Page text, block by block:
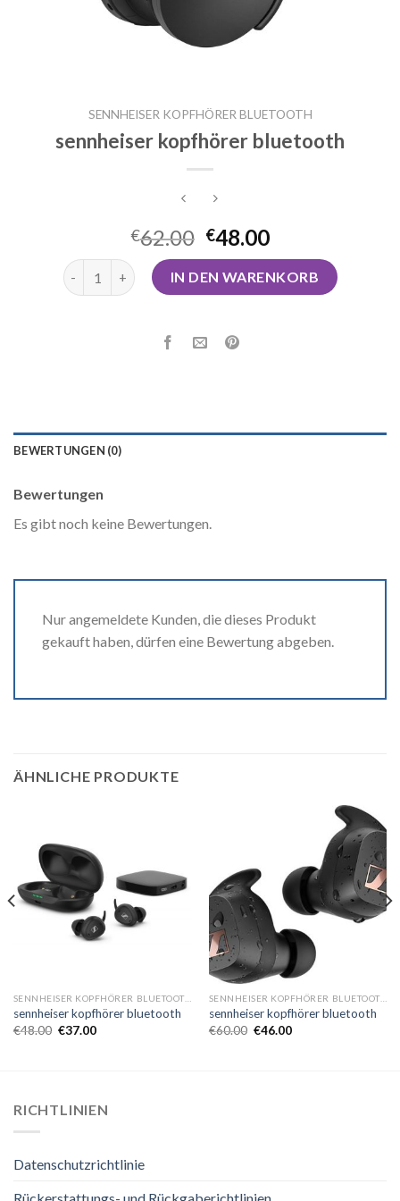
SENNHEISER KOPFHÖRER BLUETOOTH
sennheiser kopfhörer bluetooth
€62.00 €48.00
sennheiser kopfhörer bluetooth Menge
IN DEN WARENKORB
BEWERTUNGEN (0)
Bewertungen
Es gibt noch keine Bewertungen.
Nur angemeldete Kunden, die dieses Produkt
gekauft haben, dürfen eine Bewertung abgeben.
ÄHNLICHE PRODUKTE
SENNHEISER KOPFHÖRER BLUETOOTH
sennheiser kopfhörer bluetooth
€48.00 €37.00
SENNHEISER KOPFHÖRER BLUETOOTH
sennheiser kopfhörer bluetooth
€60.00 €46.00
RICHTLINIEN
Datenschutzrichtlinie